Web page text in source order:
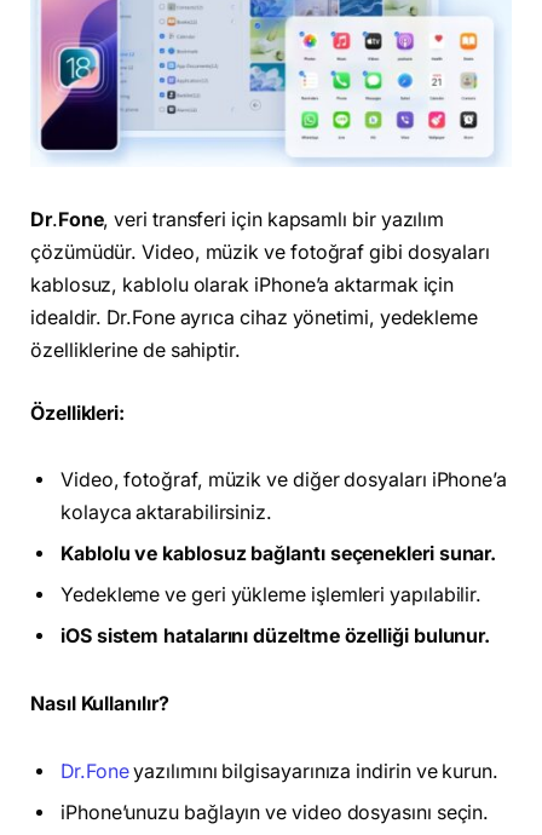
Dr.Fone, veri transferi için kapsamlı bir yazılım
çözümüdür. Video, müzik ve fotoğraf gibi dosyaları
kablosuz, kablolu olarak iPhone’a aktarmak için
idealdir. Dr.Fone ayrıca cihaz yönetimi, yedekleme
özelliklerine de sahiptir.
Özellikleri:
Video, fotoğraf, müzik ve diğer dosyaları iPhone’a
kolayca aktarabilirsiniz.
Kablolu ve kablosuz bağlantı seçenekleri sunar.
Yedekleme ve geri yükleme işlemleri yapılabilir.
iOS sistem hatalarını düzeltme özelliği bulunur.
Nasıl Kullanılır?
Dr.Foneyazılımını bilgisayarınıza indirin ve kurun.
iPhone’unuzu bağlayın ve video dosyasını seçin.